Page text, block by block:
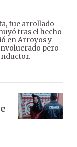
fue arrollado
tras el hecho
en Arroyos y
pero